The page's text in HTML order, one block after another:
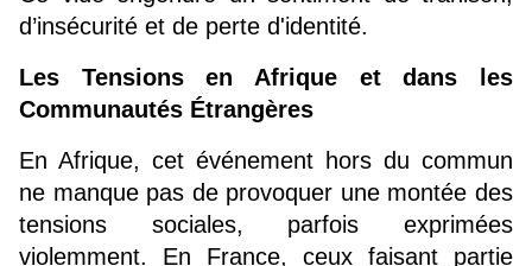
d’insécurité et de perte d'identité.
Les Tensions en Afrique et dans les
Communautés Étrangères
En Afrique, cet événement hors du commun
ne manque pas de provoquer une montée des
tensions sociales, parfois exprimées
violemment. En France, ceux faisant partie